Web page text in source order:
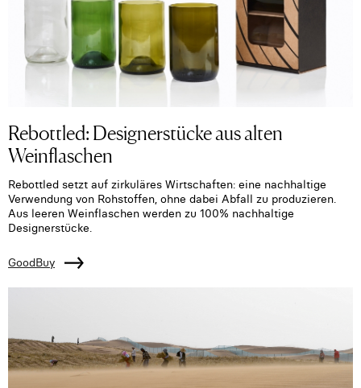
Rebottled: Designerstücke aus alten
Weinflaschen
Rebottled setzt auf zirkuläres Wirtschaften: eine nachhaltige
Verwendung von Rohstoffen, ohne dabei Abfall zu produzieren.
Aus leeren Weinflaschen werden zu 100% nachhaltige
Designerstücke.
GoodBuy